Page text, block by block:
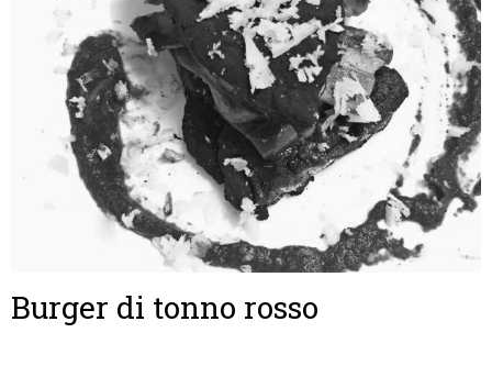
Burger di tonno rosso